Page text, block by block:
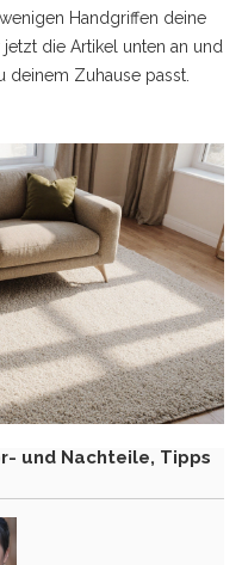
Handgriffen deine
die Artikel unten an und
Zuhause passt.
und Nachteile, Tipps